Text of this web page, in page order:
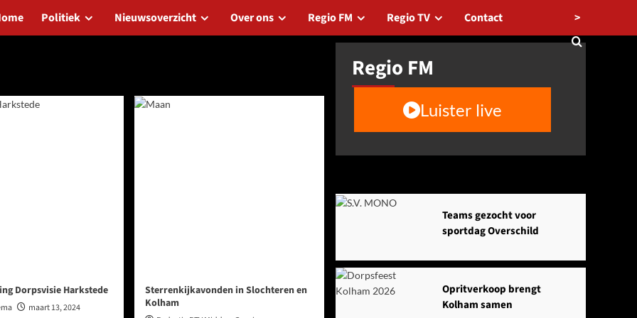
Politiek Nieuwsoverzicht Over ons Regio FM Regio TV Contact >
Dorpsvisie Harkstede
maart 13, 2024
Sterrenkijkavonden in Slochteren en
Kolham
Regio FM
Luister live
Agenda
Teams gezocht voor
sportdag Overschild
Opritverkoop brengt
Kolham samen